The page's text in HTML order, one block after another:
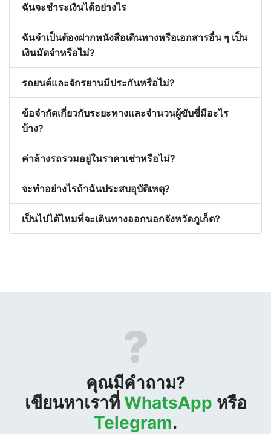
ฉันจะชำระเงินได้อย่างไร
ฉันจำเป็นต้องฝากหนังสือเดินทางหรือเอกสารอื่น ๆ เป็น
เงินมัดจำหรือไม่?
รถยนต์และจักรยานมีประกันหรือไม่?
ข้อจำกัดเกี่ยวกับระยะทางและจำนวนผู้ขับขี่มีอะไร
บ้าง?
ค่าล้างรถรวมอยู่ในราคาเช่าหรือไม่?
จะทำอย่างไรถ้าฉันประสบอุบัติเหตุ?
เป็นไปได้ไหมที่จะเดินทางออกนอกจังหวัดภูเก็ต?
?
คุณมีคำถาม?
เขียนหาเราที่ WhatsApp หรือ
Telegram.